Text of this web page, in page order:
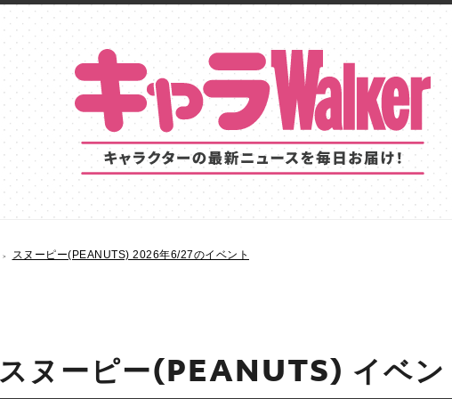
スヌーピー(PEANUTS) 2026年6/27のイベント
スヌーピー(PEANUTS) イベ